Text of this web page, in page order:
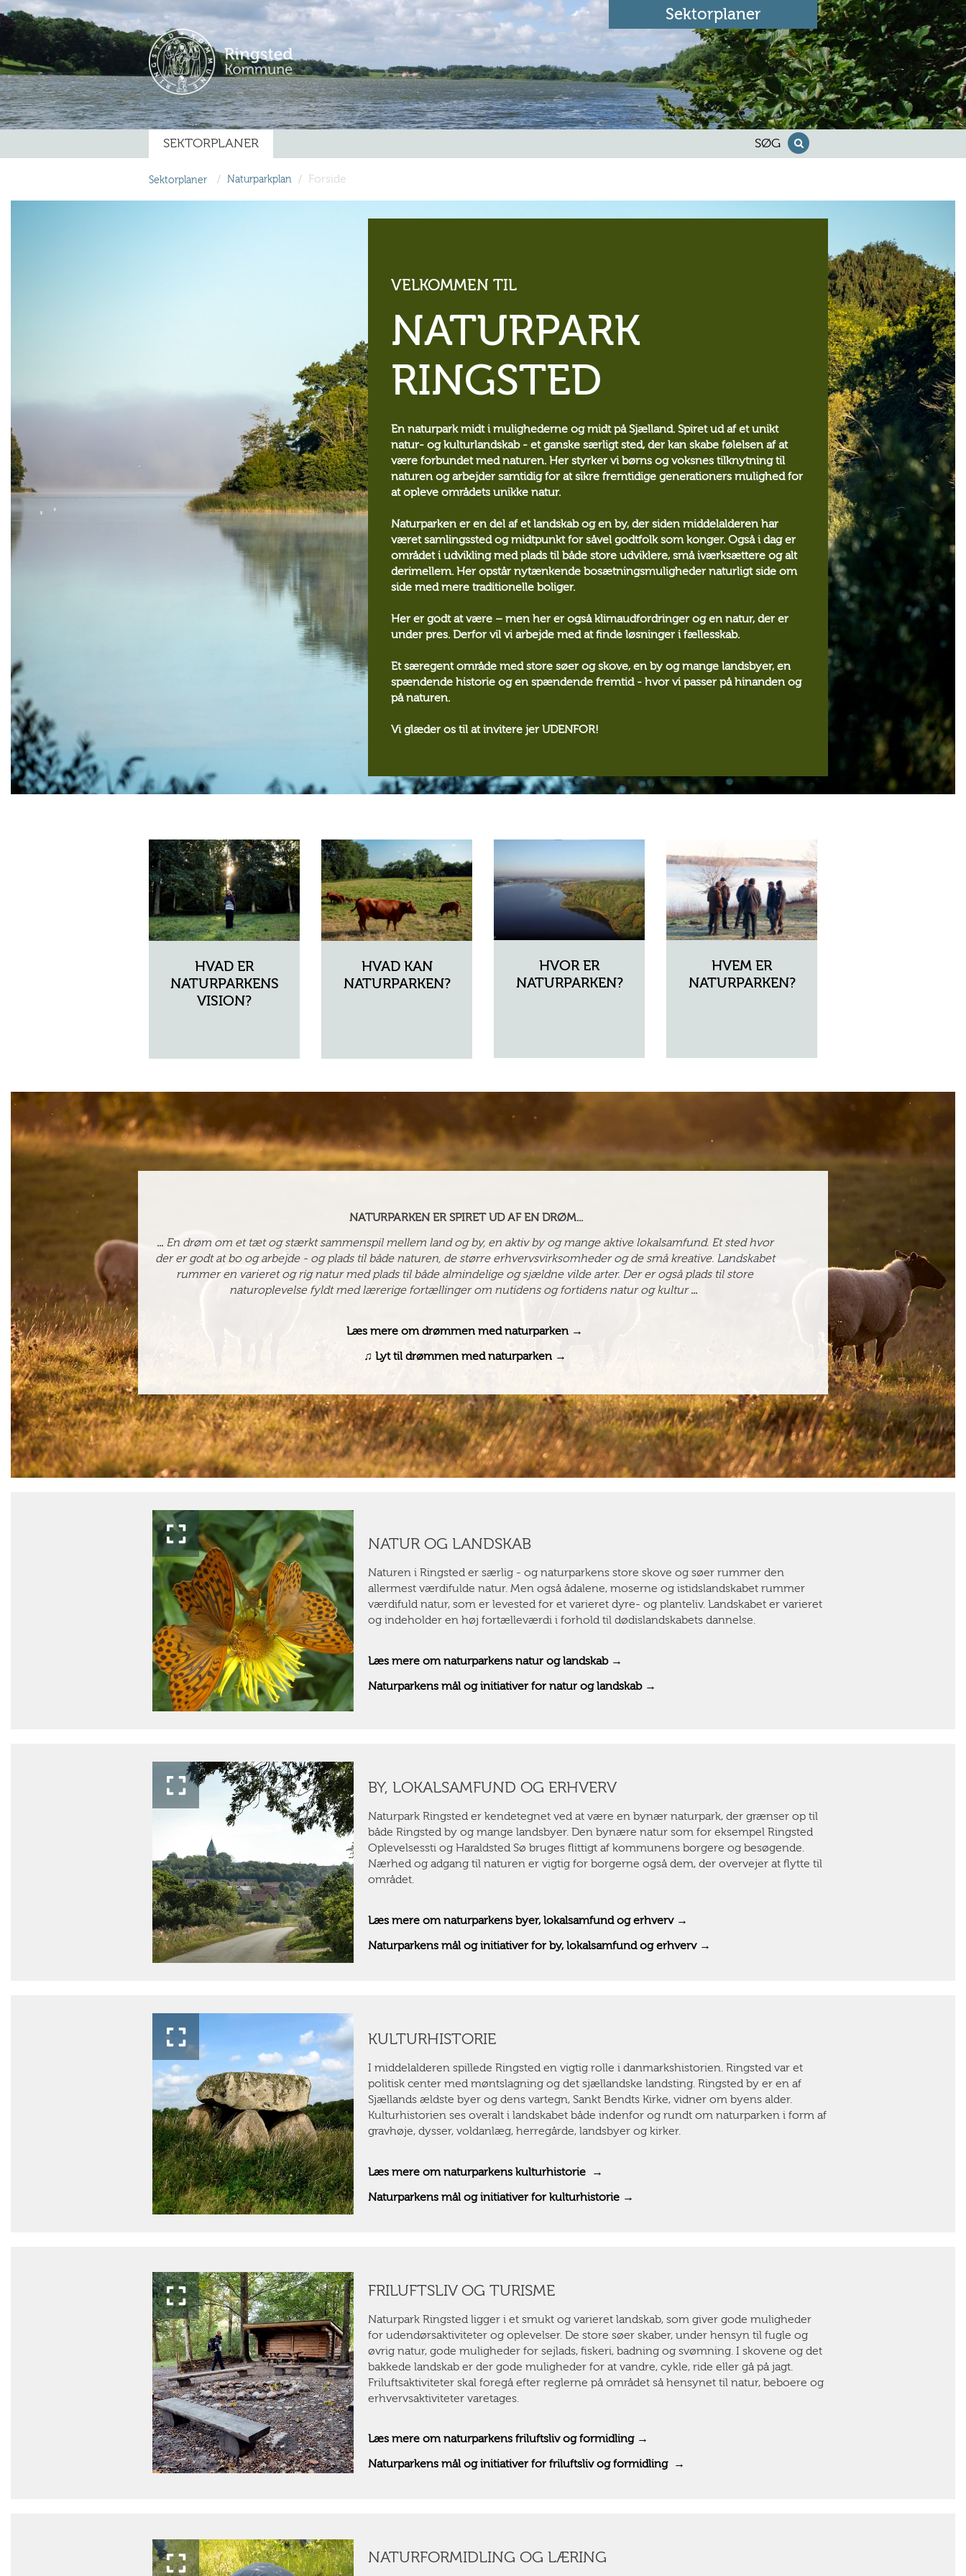
Sektorplaner
SEKTORPLANER SØG
Sektorplaner / Naturparkplan / Forside
VELKOMMEN TIL
NATURPARK
RINGSTED
En naturpark midt i mulighederne og midt på Sjælland. Spiret ud af et unikt
natur- og kulturlandskab - et ganske særligt sted, der kan skabe følelsen af at
være forbundet med naturen. Her styrker vi børns og voksnes tilknytning til
naturen og arbejder samtidig for at sikre fremtidige generationers mulighed for
at opleve områdets unikke natur.
Naturparken er en del af et landskab og en by, der siden middelalderen har
været samlingssted og midtpunkt for såvel godtfolk som konger. Også i dag er
området i udvikling med plads til både store udviklere, små iværksættere og alt
derimellem. Her opstår nytænkende bosætningsmuligheder naturligt side om
side med mere traditionelle boliger.
Her er godt at være – men her er også klimaudfordringer og en natur, der er
under pres. Derfor vil vi arbejde med at finde løsninger i fællesskab.
Et særegent område med store søer og skove, en by og mange landsbyer, en
spændende historie og en spændende fremtid - hvor vi passer på hinanden og
på naturen.
Vi glæder os til at invitere jer UDENFOR!
HVAD ER
NATURPARKENS
VISION?
HVAD KAN
NATURPARKEN?
HVOR ER
NATURPARKEN?
HVEM ER
NATURPARKEN?
NATURPARKEN ER SPIRET UD AF EN DRØM...
... En drøm om et tæt og stærkt sammenspil mellem land og by, en aktiv by og mange aktive lokalsamfund. Et sted hvor
der er godt at bo og arbejde - og plads til både naturen, de større erhvervsvirksomheder og de små kreative. Landskabet
rummer en varieret og rig natur med plads til både almindelige og sjældne vilde arter. Der er også plads til store
naturoplevelse fyldt med lærerige fortællinger om nutidens og fortidens natur og kultur...
Læs mere om drømmen med naturparken →
♫ Lyt til drømmen med naturparken →
NATUR OG LANDSKAB
Naturen i Ringsted er særlig - og naturparkens store skove og søer rummer den
allermest værdifulde natur. Men også ådalene, moserne og istidslandskabet rummer
værdifuld natur, som er levested for et varieret dyre- og planteliv. Landskabet er varieret
og indeholder en høj fortælleværdi i forhold til dødislandskabets dannelse.
Læs mere om naturparkens natur og landskab →
Naturparkens mål og initiativer for natur og landskab →
BY, LOKALSAMFUND OG ERHVERV
Naturpark Ringsted er kendetegnet ved at være en bynær naturpark, der grænser op til
både Ringsted by og mange landsbyer. Den bynære natur som for eksempel Ringsted
Oplevelsessti og Haraldsted Sø bruges flittigt af kommunens borgere og besøgende.
Nærhed og adgang til naturen er vigtig for borgerne også dem, der overvejer at flytte til
området.
Læs mere om naturparkens byer, lokalsamfund og erhverv →
Naturparkens mål og initiativer for by, lokalsamfund og erhverv →
KULTURHISTORIE
I middelalderen spillede Ringsted en vigtig rolle i danmarkshistorien. Ringsted var et
politisk center med møntslagning og det sjællandske landsting. Ringsted by er en af
Sjællands ældste byer og dens vartegn, Sankt Bendts Kirke, vidner om byens alder.
Kulturhistorien ses overalt i landskabet både indenfor og rundt om naturparken i form af
gravhøje, dysser, voldanlæg, herregårde, landsbyer og kirker.
Læs mere om naturparkens kulturhistorie →
Naturparkens mål og initiativer for kulturhistorie →
FRILUFTSLIV OG TURISME
Naturpark Ringsted ligger i et smukt og varieret landskab, som giver gode muligheder
for udendørsaktiviteter og oplevelser. De store søer skaber, under hensyn til fugle og
øvrig natur, gode muligheder for sejlads, fiskeri, badning og svømning. I skovene og det
bakkede landskab er der gode muligheder for at vandre, cykle, ride eller gå på jagt.
Friluftsaktiviteter skal foregå efter reglerne på området så hensynet til natur, beboere og
erhvervsaktiviteter varetages.
Læs mere om naturparkens friluftsliv og formidling →
Naturparkens mål og initiativer for friluftsliv og formidling →
NATURFORMIDLING OG LÆRING